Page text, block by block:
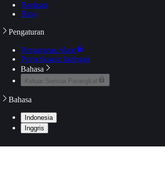
Bantuan
Blog
Pengaturan
Pengaturan Akun
Pemeriksaan Jaringan
Bahasa
Keluar Semua Perangkat
Bahasa
Indonesia
Inggris